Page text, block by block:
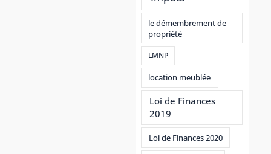
le démembrement de
propriété
LMNP
location meublée
Loi de Finances
2019
Loi de Finances 2020